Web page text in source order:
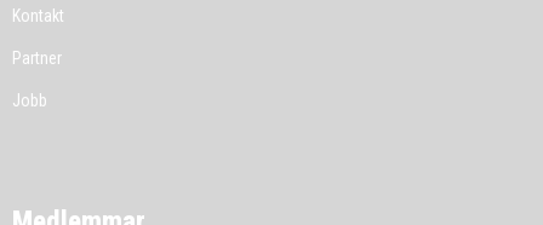
Kontakt
Partner
Jobb